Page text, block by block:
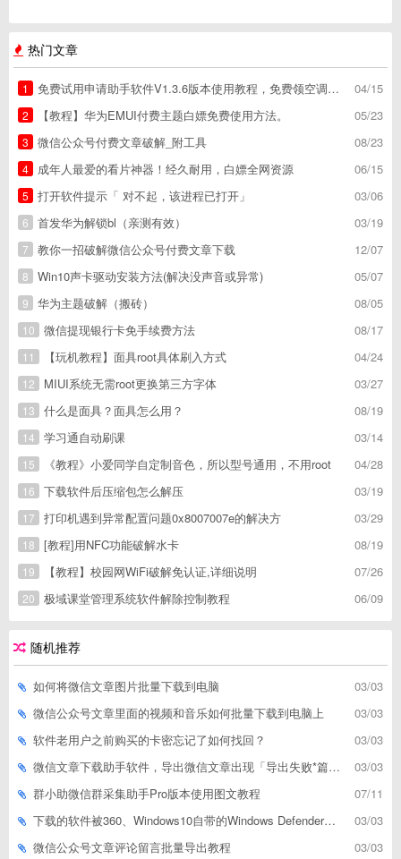
热门文章
04/15
1
免费试用申请助手软件V1.3.6版本使用教程，免费领空调冰箱，附下载地址
05/23
2
【教程】华为EMUI付费主题白嫖免费使用方法。
08/23
3
微信公众号付费文章破解_附工具
06/15
4
成年人最爱的看片神器！经久耐用，白嫖全网资源
03/06
5
打开软件提示「 对不起，该进程已打开」
03/19
6
首发华为解锁bl（亲测有效）
12/07
7
教你一招破解微信公众号付费文章下载
05/07
8
Win10声卡驱动安装方法(解决没声音或异常)
08/05
9
华为主题破解（搬砖）
08/17
10
微信提现银行卡免手续费方法
04/24
11
【玩机教程】面具root具体刷入方式
03/27
12
MIUI系统无需root更换第三方字体
08/19
13
什么是面具？面具怎么用？
03/14
14
学习通自动刷课
04/28
15
《教程》小爱同学自定制音色，所以型号通用，不用root
03/19
16
下载软件后压缩包怎么解压
03/29
17
打印机遇到异常配置问题0x8007007e的解决方
08/19
18
[教程]用NFC功能破解水卡
07/26
19
【教程】校园网WiFi破解免认证,详细说明
06/09
20 极域课堂管理系统软件解除控制教程
随机推荐
03/03
如何将微信文章图片批量下载到电脑
03/03
微信公众号文章里面的视频和音乐如何批量下载到电脑上
03/03
软件老用户之前购买的卡密忘记了如何找回？
03/03
微信文章下载助手软件，导出微信文章出现「导出失败*篇」如何解决
07/11
群小助微信群采集助手Pro版本使用图文教程
03/03
下载的软件被360、Windows10自带的Windows Defender、腾讯管家等杀毒软件误删了怎么解决
03/03
微信公众号文章评论留言批量导出教程